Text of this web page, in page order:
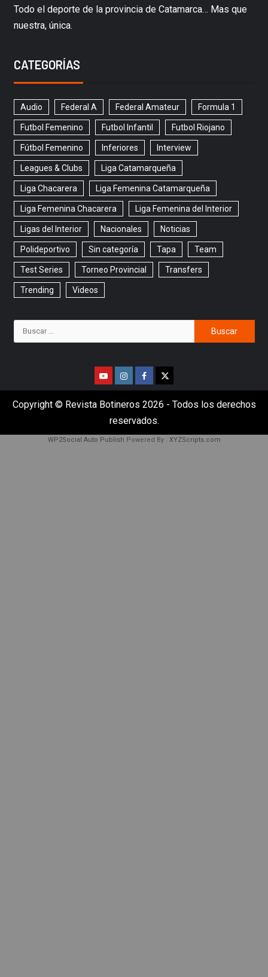
Todo el deporte de la provincia de Catamarca… Mas que
nuestra, única.
CATEGORÍAS
Audio Federal A Federal Amateur Formula 1
Futbol Femenino Futbol Infantil Futbol Riojano
Fútbol Femenino Inferiores Interview
Leagues & Clubs Liga Catamarqueña
Liga Chacarera Liga Femenina Catamarqueña
Liga Femenina Chacarera Liga Femenina del Interior
Ligas del Interior Nacionales Noticias
Polideportivo Sin categoría Tapa Team
Test Series Torneo Provincial Transfers
Trending Videos
Copyright © Revista Botineros 2026 - Todos los derechos
reservados.
WP2Social Auto Publish Powered By : XYZScripts.com